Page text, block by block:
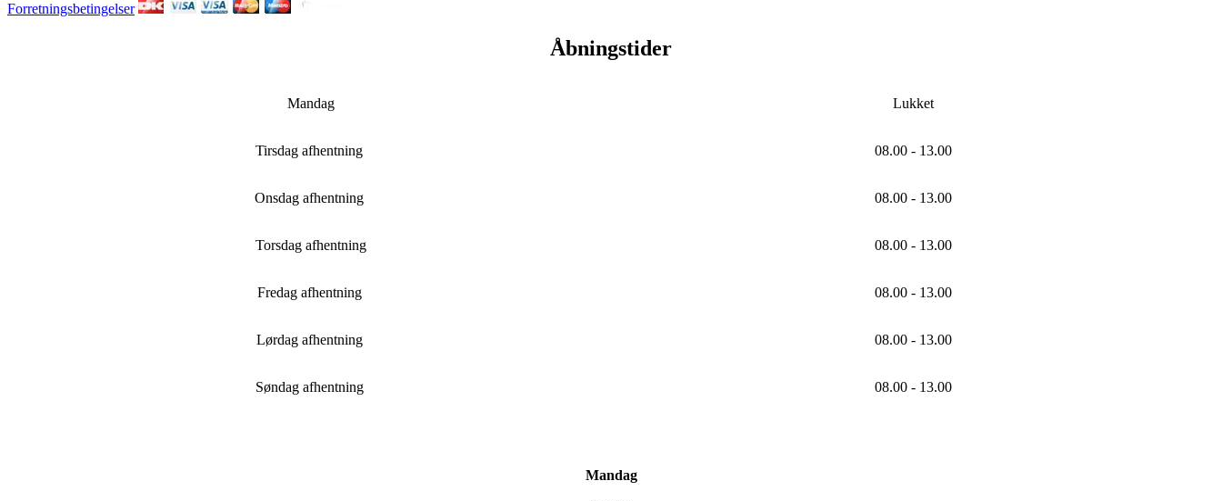
Forretningsbetingelser
Åbningstider
Mandag Lukket
Tirsdag afhentning 08.00 - 13.00
Onsdag afhentning 08.00 - 13.00
Torsdag afhentning 08.00 - 13.00
Fredag afhentning 08.00 - 13.00
Lørdag afhentning 08.00 - 13.00
Søndag afhentning 08.00 - 13.00
Mandag